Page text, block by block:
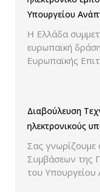
Υπουργείου
ελέγχου
εκπτώσεων.
Η Ελλάδα
ευρωπαϊκή
Ευρωπαϊκής
Διαβούλευση
ηλεκτρονικούς
Σας γνωρίζουμε
Συμβάσεων της
του Υπουργείου